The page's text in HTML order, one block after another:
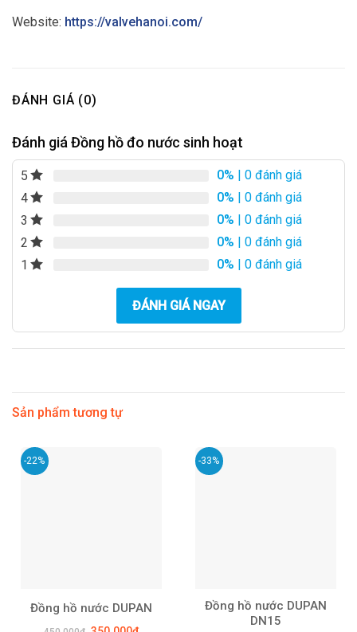
Website: https://valvehanoi.com/
ĐÁNH GIÁ (0)
Đánh giá Đồng hồ đo nước sinh hoạt
5 0% | 0 đánh giá
4
0% | 0 đánh giá
3
0% | 0 đánh giá
2
0% | 0 đánh giá
1
0% | 0 đánh giá
ĐÁNH GIÁ NGAY
Sản phẩm tương tự
-22%
Đồng hồ nước DUPAN
Giá
Giá
-33%
Đồng hồ nước DUPAN
DN15